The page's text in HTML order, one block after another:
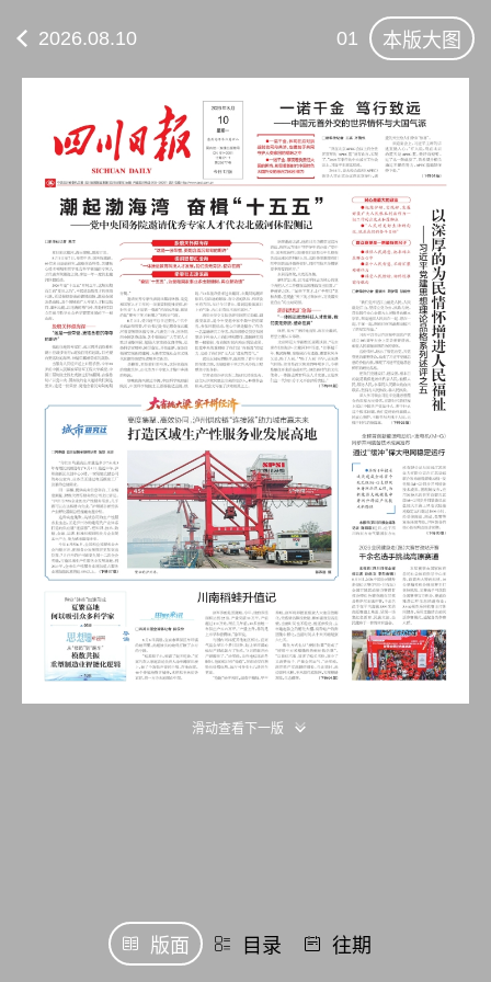
2026.08.10 01 本版大图
滑动查看下一版
版面 目录 往期